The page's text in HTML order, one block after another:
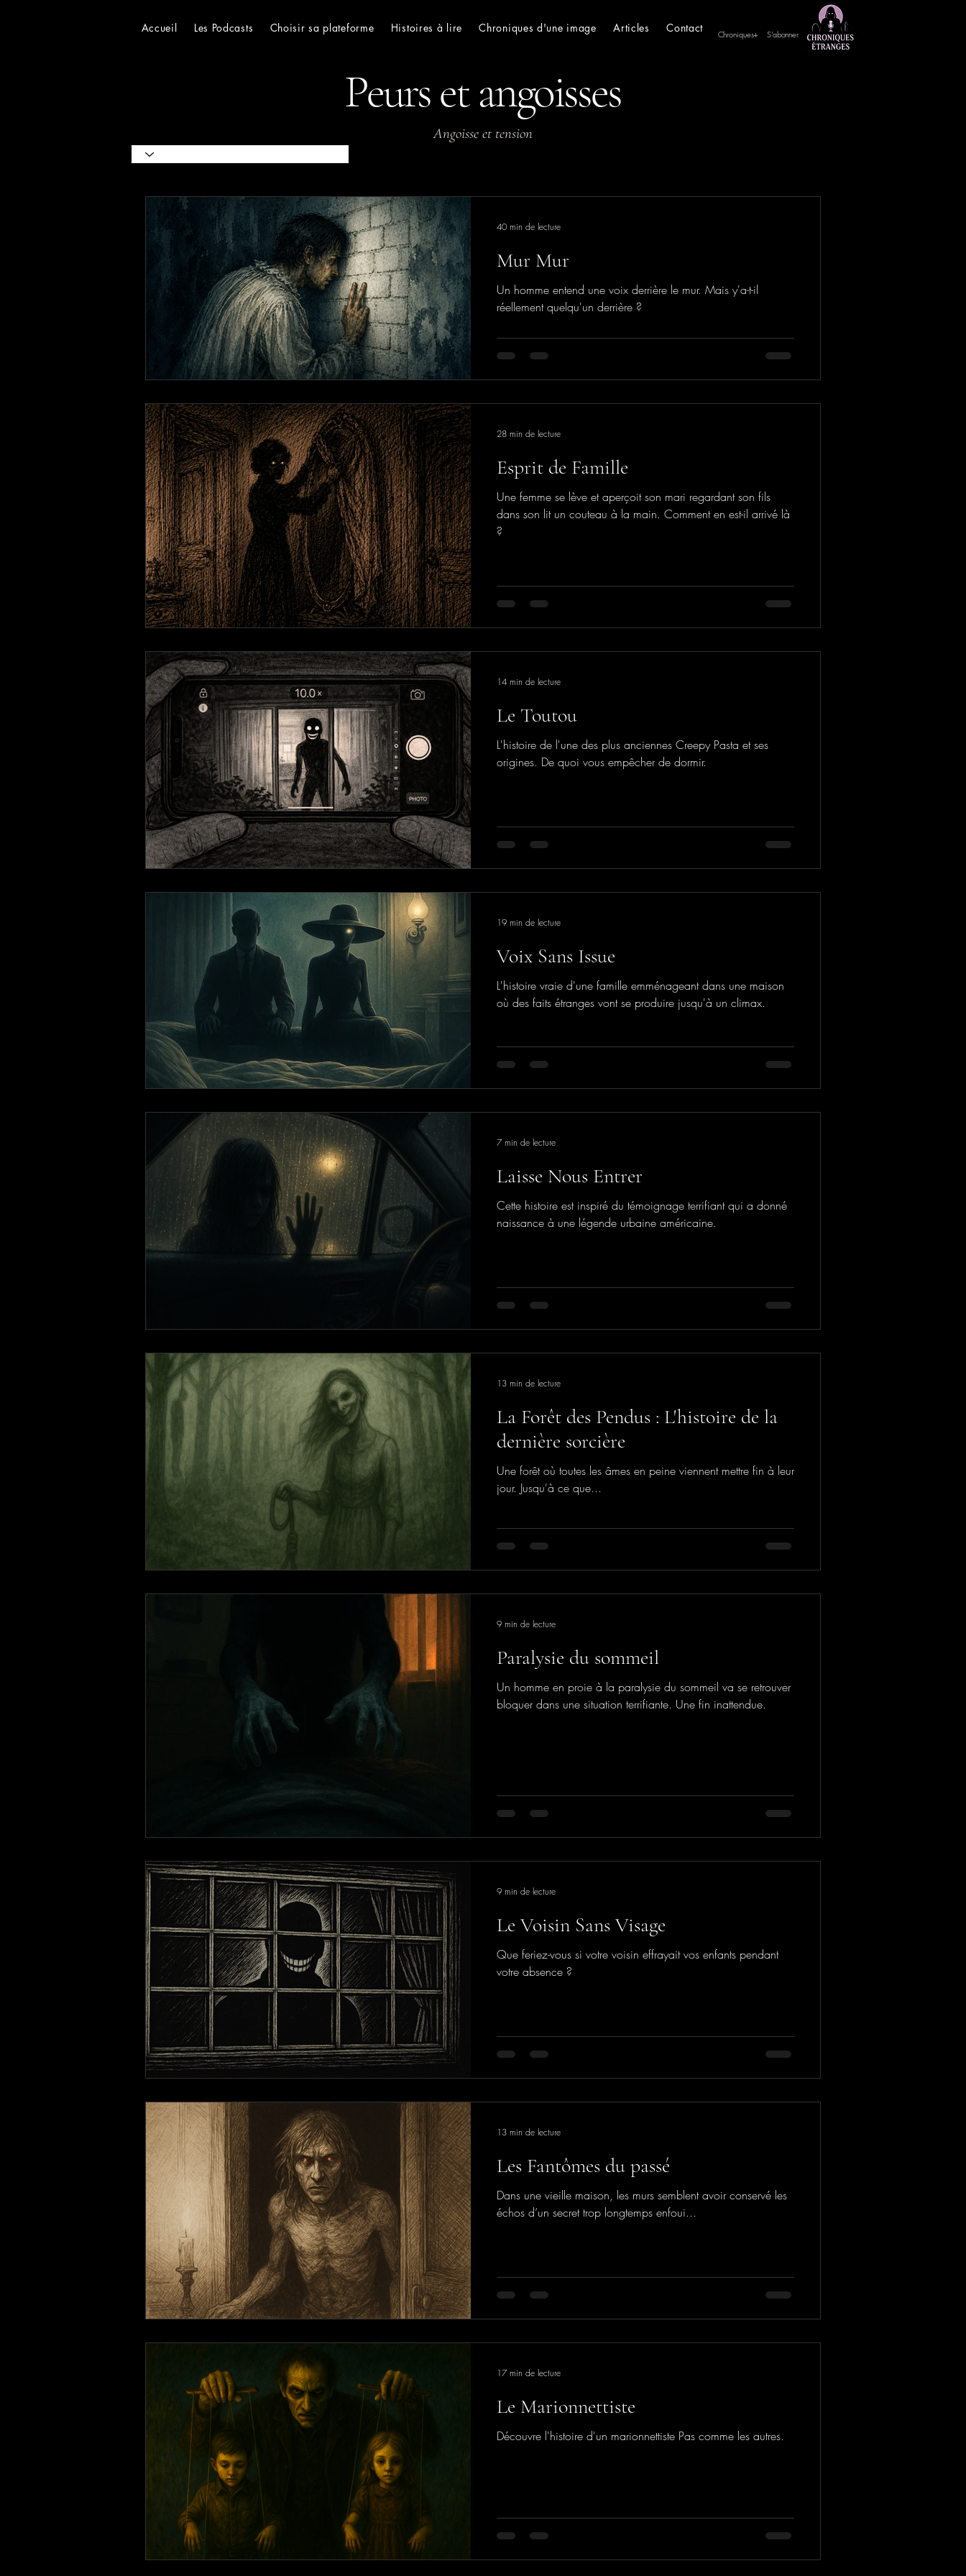
Accueil Les Podcasts Choisir sa plateforme Histoires à lire Chroniques d'une image Articles Contact S'abonner
Chroniques+
Peurs et angoisses
Angoisse et tension
Mur Mur
Un homme entend une voix derrière le mur. Mais y'a-t-il
réellement quelqu'un derrière ?
40 min de lecture
Esprit de Famille
Une femme se lève et aperçoit son mari regardant son fils
dans son lit un couteau à la main. Comment en est-il arrivé là
?
28 min de lecture
Le Toutou
L'histoire de l'une des plus anciennes Creepy Pasta et ses
origines. De quoi vous empêcher de dormir.
14 min de lecture
Voix Sans Issue
L'histoire vraie d'une famille emménageant dans une maison
où des faits étranges vont se produire jusqu'à un climax.
19 min de lecture
Laisse Nous Entrer
Cette histoire est inspiré du témoignage terrifiant qui a donné
naissance à une légende urbaine américaine.
7 min de lecture
La Forêt des Pendus : L'histoire de la
dernière sorcière
Une forêt où toutes les âmes en peine viennent mettre fin à leur
jour. Jusqu'à ce que...
13 min de lecture
Paralysie du sommeil
Un homme en proie à la paralysie du sommeil va se retrouver
bloquer dans une situation terrifiante. Une fin inattendue.
9 min de lecture
Le Voisin Sans Visage
Que feriez-vous si votre voisin effrayait vos enfants pendant
votre absence ?
9 min de lecture
Les Fantômes du passé
Dans une vieille maison, les murs semblent avoir conservé les
échos d’un secret trop longtemps enfoui...
13 min de lecture
Le Marionnettiste
Découvre l'histoire d'un marionnettiste Pas comme les autres.
17 min de lecture